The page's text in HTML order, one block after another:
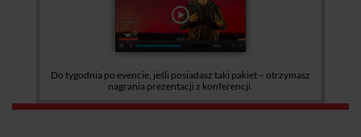
Do tygodnia po evencie, jeśli posiadasz taki pakiet – otrzymasz
nagrania prezentacji z konferencji.